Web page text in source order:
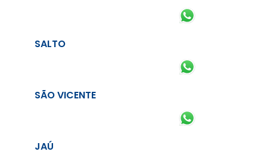
SALTO
SÃO VICENTE
JAÚ